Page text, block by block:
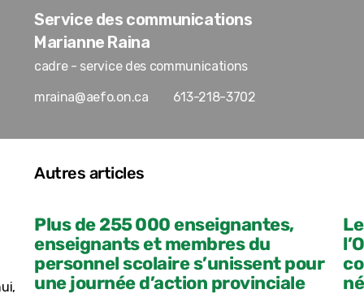
Service des communications
Marianne Raina
cadre - service des communications
mraina@aefo.on.ca
613-218-3702
Autres articles
Plus de 255 000 enseignantes,
enseignants et membres du
personnel scolaire s’unissent pour
une journée d’action provinciale